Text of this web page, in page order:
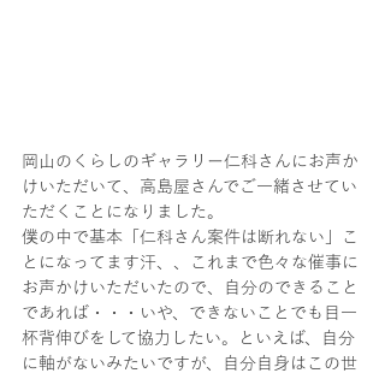
岡山のくらしのギャラリー仁科さんにお声か
けいただいて、高島屋さんでご一緒させてい
ただくことになりました。
僕の中で基本「仁科さん案件は断れない」こ
とになってます汗、、これまで色々な催事に
お声かけいただいたので、自分のできること
であれば・・・いや、できないことでも目一
杯背伸びをして協力したい。といえば、自分
に軸がないみたいですが、自分自身はこの世